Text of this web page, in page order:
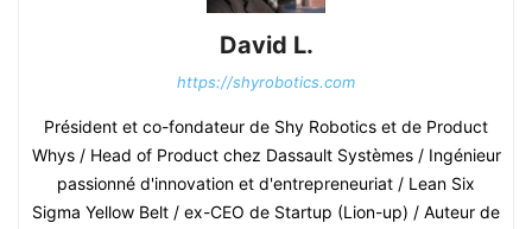
David L.
https://shyrobotics.com
Président et co-fondateur de Shy Robotics et de Product
Whys / Head of Product chez Dassault Systèmes / Ingénieur
passionné d'innovation et d'entrepreneuriat / Lean Six
Sigma Yellow Belt / ex-CEO de Startup (Lion-up) / Auteur de